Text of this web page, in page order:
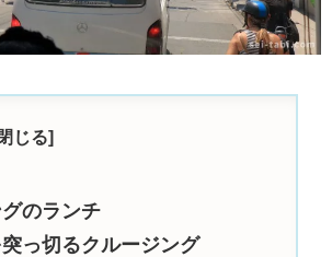
のランチ
っ切るクルージング